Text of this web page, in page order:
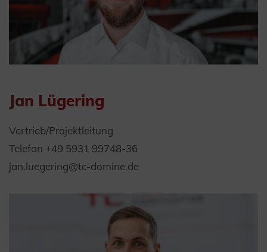
Jan Lügering
Vertrieb/Projektleitung
Telefon +49 5931 99748-36
jan.luegering@tc-domine.de